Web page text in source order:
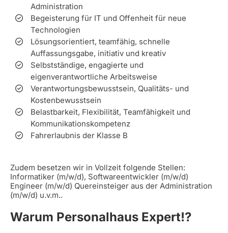
Administration
Begeisterung für IT und Offenheit für neue
Technologien
Lösungsorientiert, teamfähig, schnelle
Auffassungsgabe, initiativ und kreativ
Selbstständige, engagierte und
eigenverantwortliche Arbeitsweise
Verantwortungsbewusstsein, Qualitäts- und
Kostenbewusstsein
Belastbarkeit, Flexibilität, Teamfähigkeit und
Kommunikationskompetenz
Fahrerlaubnis der Klasse B
Zudem besetzen wir in Vollzeit folgende Stellen:
Informatiker (m/w/d), Softwareentwickler (m/w/d)
Engineer (m/w/d) Quereinsteiger aus der Administration
(m/w/d) u.v.m..
Warum Personalhaus Expert!?